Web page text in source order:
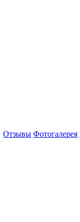
Отзывы Фотогалерея